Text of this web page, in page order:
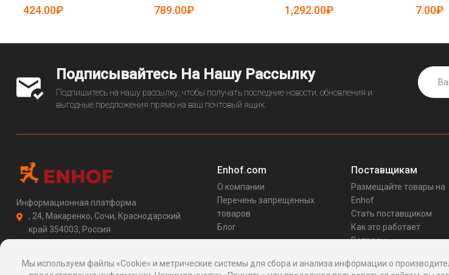
19085064)
424.00₽ 789.00₽ 1,292.00₽ 7.00₽
Подписывайтесь На Нашу Рассылку
Подпишитесь на нашу рассылку, чтобы получать последние новости, обновления и
выгодные предложения прямо на ваш почтовый ящик.
Информационная платформа
, 24, Макаренко, Сочи, Краснодарский
край 354003, Россия
http://enhof.com
Enhof.com
О компании
Перечень запрещенных
товаров
Блог
Поставщикам
Размещайте товары на
Enhof
Стать поставщиком
Как это работает
Вопросы
Мы используем файлы «Cookie» и метрические системы для сбора и анализа информации о